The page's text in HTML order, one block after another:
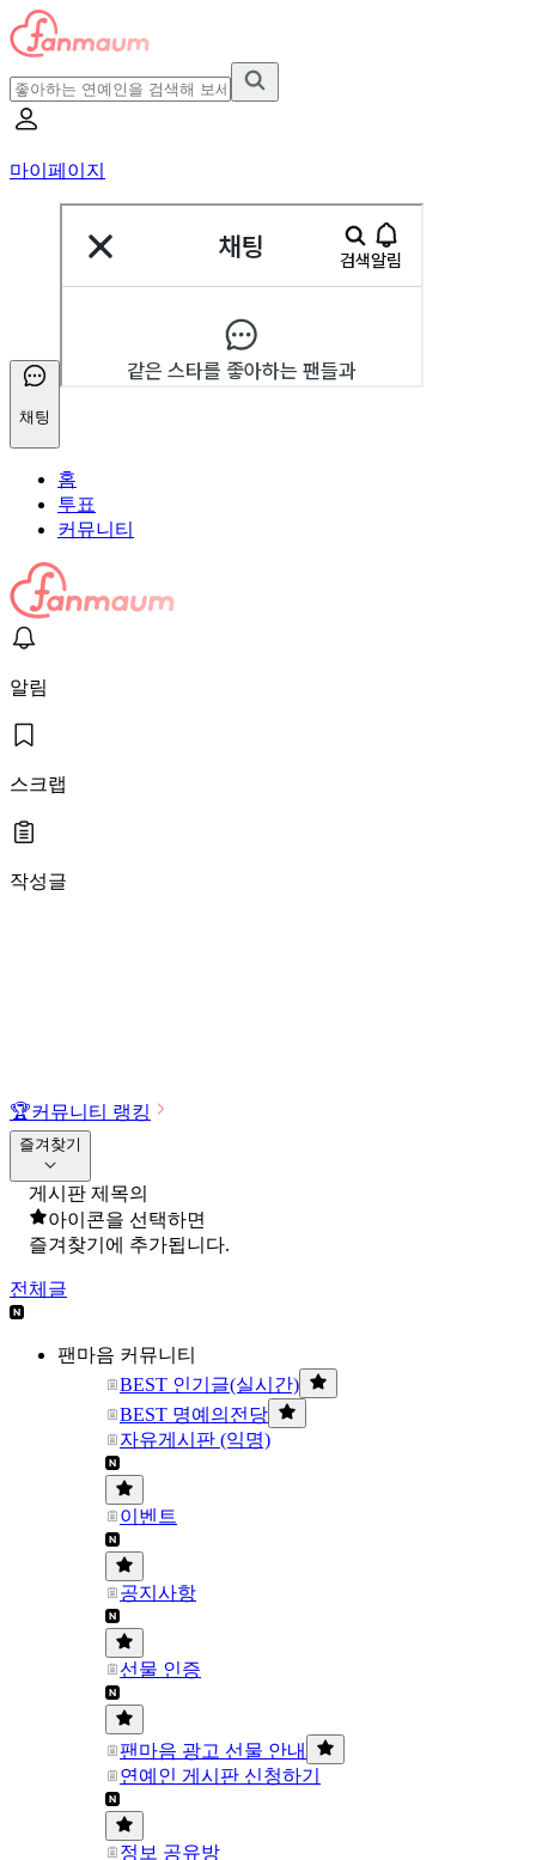
마이페이지
채팅
홈
투표
커뮤니티
알림
스크랩
작성글
🏆커뮤니티 랭킹
즐겨찾기
게시판 제목의
아이콘을 선택하면
즐겨찾기에 추가됩니다.
전체글
팬마음 커뮤니티
BEST 인기글(실시간)
BEST 명예의전당
자유게시판 (익명)
이벤트
공지사항
선물 인증
팬마음 광고 선물 안내
연예인 게시판 신청하기
정보 공유방